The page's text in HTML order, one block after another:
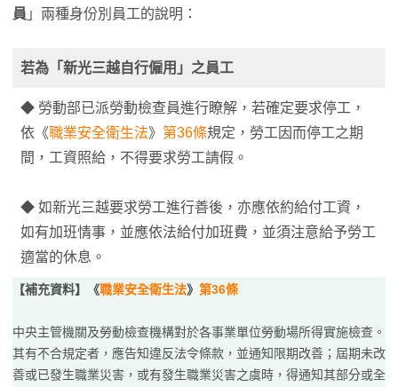
員 」兩種身份別員工的說明：
若為「新光三越自行僱用」之員工
◆ 勞動部已派勞動檢查員進行瞭解，若確定要求停工，
依《職業安全衛生法》 第36條規定，勞工因而停工之期
間，工資照給，不得要求勞工請假。
◆ 如新光三越要求勞工進行善後，亦應依約給付工資，
如有加班情事，並應依法給付加班費，並須注意給予勞工
適當的休息。
【補充資料】《職業安全衛生法》 第36條
中央主管機關及勞動檢查機構對於各事業單位勞動場所得實施檢查。
其有不合規定者，應告知違反法令條款，並通知限期改善；屆期未改
善或已發生職業災害，或有發生職業災害之虞時，得通知其部分或全